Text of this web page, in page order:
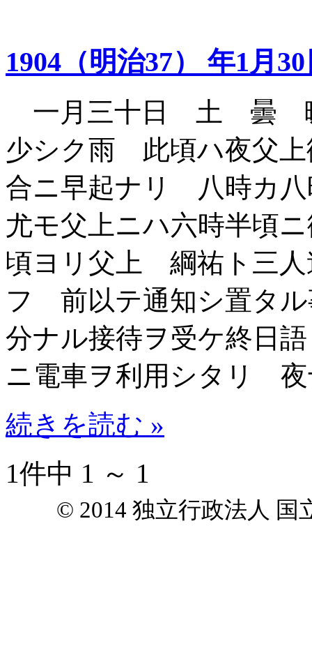
1904（明治37） 年1月
一月三十日 土 曇
少シク雨 此頃ハ夜父上
合ニ早起ナリ 八時カ
尤モ父上ニハ六時半頃
頃ヨリ父上 綱祐ト三人
フ 前以テ通知シ置タル
分ナル接待ヲ受ケ終日
ニ電車ヲ利用シタリ 夜
続きを読む »
1件中 1 ～ 1
© 2014 独立行政法人 国